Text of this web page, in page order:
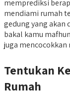
memprediksi
mendiami rumah
gedung yang akan
bakal kamu
juga mencocokkan
Tentukan
Rumah